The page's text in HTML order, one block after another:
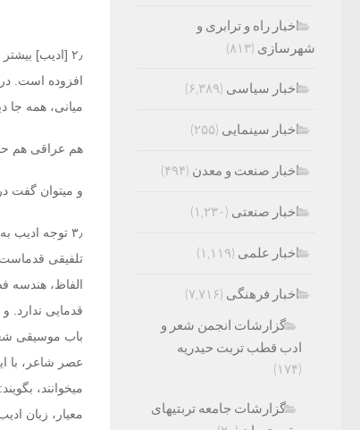
۲٫ [ادیب]
افزوده است.
میانی، همه جا
هم عراقی هم
و می‏توان گفت
۳٫ توجه
تلفیقی
الفاظ، هندسه
قدمایی ندارد.
باب موسیقی
عصر شاعر، با
می‏خوانند،
معیار، زبان
اخبار راه و ترابری و
شهرسازی (۸۱۳)
اخبار سیاسی (۶,۳۸۹)
اخبار سینمایی (۲۵۵)
اخبار صنعت و معدن (۴۹۴)
اخبار صنعتی (۱,۲۳۰)
اخبار علمی (۱,۱۱۹)
اخبار فرهنگی (۷,۷۱۶)
گزارشات انجمن شعر و
ادب قطب تربت حیدریه
(۱۷۴)
گزارشات جامعه تربتیهای